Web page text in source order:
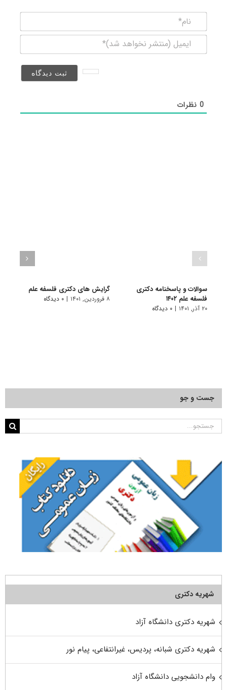
(منتشر
0نظرات
سوالات و پاسخنامه دکتری
فلسفه علم ۱۴۰۲
۲۰ آذر, ۱۴۰۱ | ۰ دیدگاه
گرایش های دکتری ﻓﻠﺴﻔﻪ ﻋﻠﻢ
۸ فروردین, ۱۴۰۱ | ۰ دیدگاه
جست و جو
جستجو
شهریه دکتری
شهریه دکتری دانشگاه آزاد
شهریه دکتری شبانه، پردیس، غیرانتفاعی، پیام نور
وام دانشجویی دانشگاه آزاد